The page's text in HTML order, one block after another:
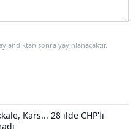
sonra yayınlanacaktır.
Kars... 28 ilde CHP'li